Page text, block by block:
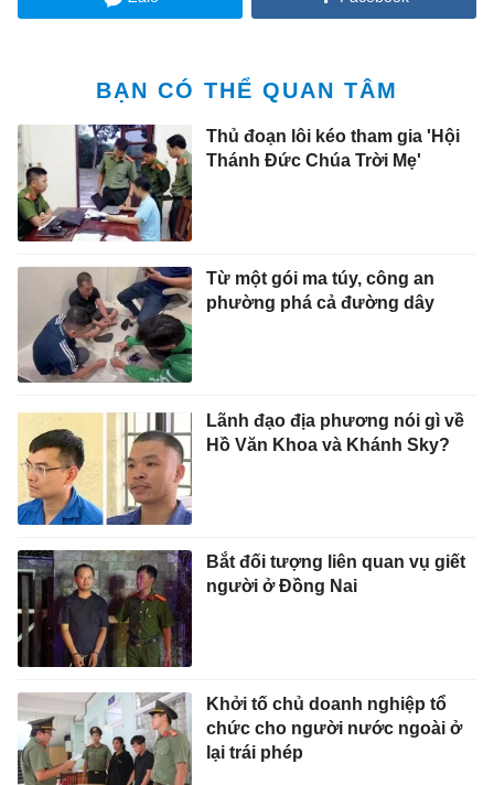
BẠN CÓ THỂ QUAN TÂM
Thủ đoạn lôi kéo tham gia 'Hội
Thánh Đức Chúa Trời Mẹ'
Từ một gói ma túy, công an
phường phá cả đường dây
Lãnh đạo địa phương nói gì về
Hồ Văn Khoa và Khánh Sky?
Bắt đối tượng liên quan vụ giết
người ở Đồng Nai
Khởi tố chủ doanh nghiệp tổ
chức cho người nước ngoài ở
lại trái phép